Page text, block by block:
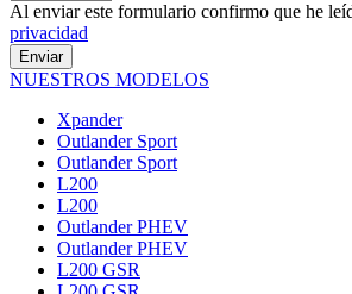
Al enviar este formulario confirmo que he
privacidad
Enviar
NUESTROS MODELOS
Xpander
Outlander Sport
Outlander Sport
L200
L200
Outlander PHEV
Outlander PHEV
L200 GSR